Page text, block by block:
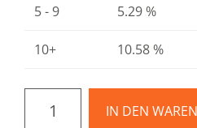
5 - 9 5.29 %
10+ 10.58 %
IN DEN